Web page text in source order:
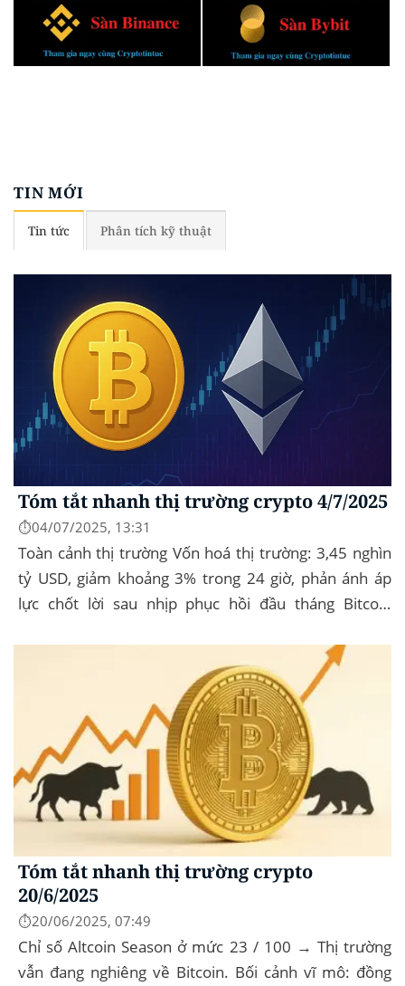
TIN MỚI
Tin tức Phân tích kỹ thuật
Tóm tắt nhanh thị trường crypto 4/7/2025
⏱️04/07/2025, 13:31
Toàn cảnh thị trường Vốn hoá thị trường: 3,45 nghìn
tỷ USD, giảm khoảng 3% trong 24 giờ, phản ánh áp
lực chốt lời sau nhịp phục hồi đầu tháng‍ Bitcoin
Tóm tắt nhanh thị trường crypto
20/6/2025
⏱️20/06/2025, 07:49
Chỉ số Altcoin Season ở mức 23 / 100 → Thị trường
vẫn đang nghiêng về Bitcoin. Bối cảnh vĩ mô: đồng